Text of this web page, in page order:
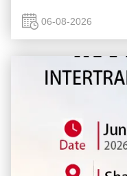
einflussreichsten
06-08-2026